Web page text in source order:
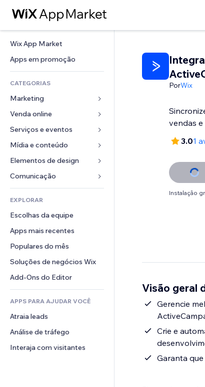
Wix App Market
Apps em promoção
CATEGORIAS
Marketing
Anúncios
Mobile
Análises
Listas do site
Email
Venda online
Apps para lojas
Frete e entrega
Botões de venda
Contabilidade
Cupons e fidelidade
Soluções de armazenamento
Serviços e eventos
Hotéis
Eventos
Restaurantes
Imobiliária
Meus agendamentos
Mídia e conteúdo
Galeria
Músicas
Podcasts
Fotografia
Vídeo
PDF
Compartilhamento de arquivos
Notícias
Elementos de design
Mapas e navegação
Privacidade e segurança
Relógio
Templates de página
Efeitos de imagem
Botões e menus
Banners e selos
Calculadoras
Busca
Previsão do tempo
Tabelas e gráficos
Formulários
Enquetes
Chat
Comentários
Telefone
Comunidade
Avaliações e depoimentos
CRM
EXPLORAR
Escolhas da equipe
Apps mais recentes
Populares do mês
Soluções de negócios Wix
Add-Ons do Editor
APPS PARA AJUDAR VOCÊ
Atraia leads
Análise de tráfego
Interaja com visitantes
PorWix
vendas
3.01
Instalação
Visão geral
Gerencie
Crie e
Garanta